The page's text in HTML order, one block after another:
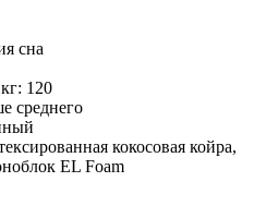
сна
: 120
среднего
кокосовая койра,
EL Foam